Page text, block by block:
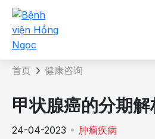
咨询内容详情
首页 健康咨询
甲状腺癌的分期解
24-04-2023 肿瘤疾病